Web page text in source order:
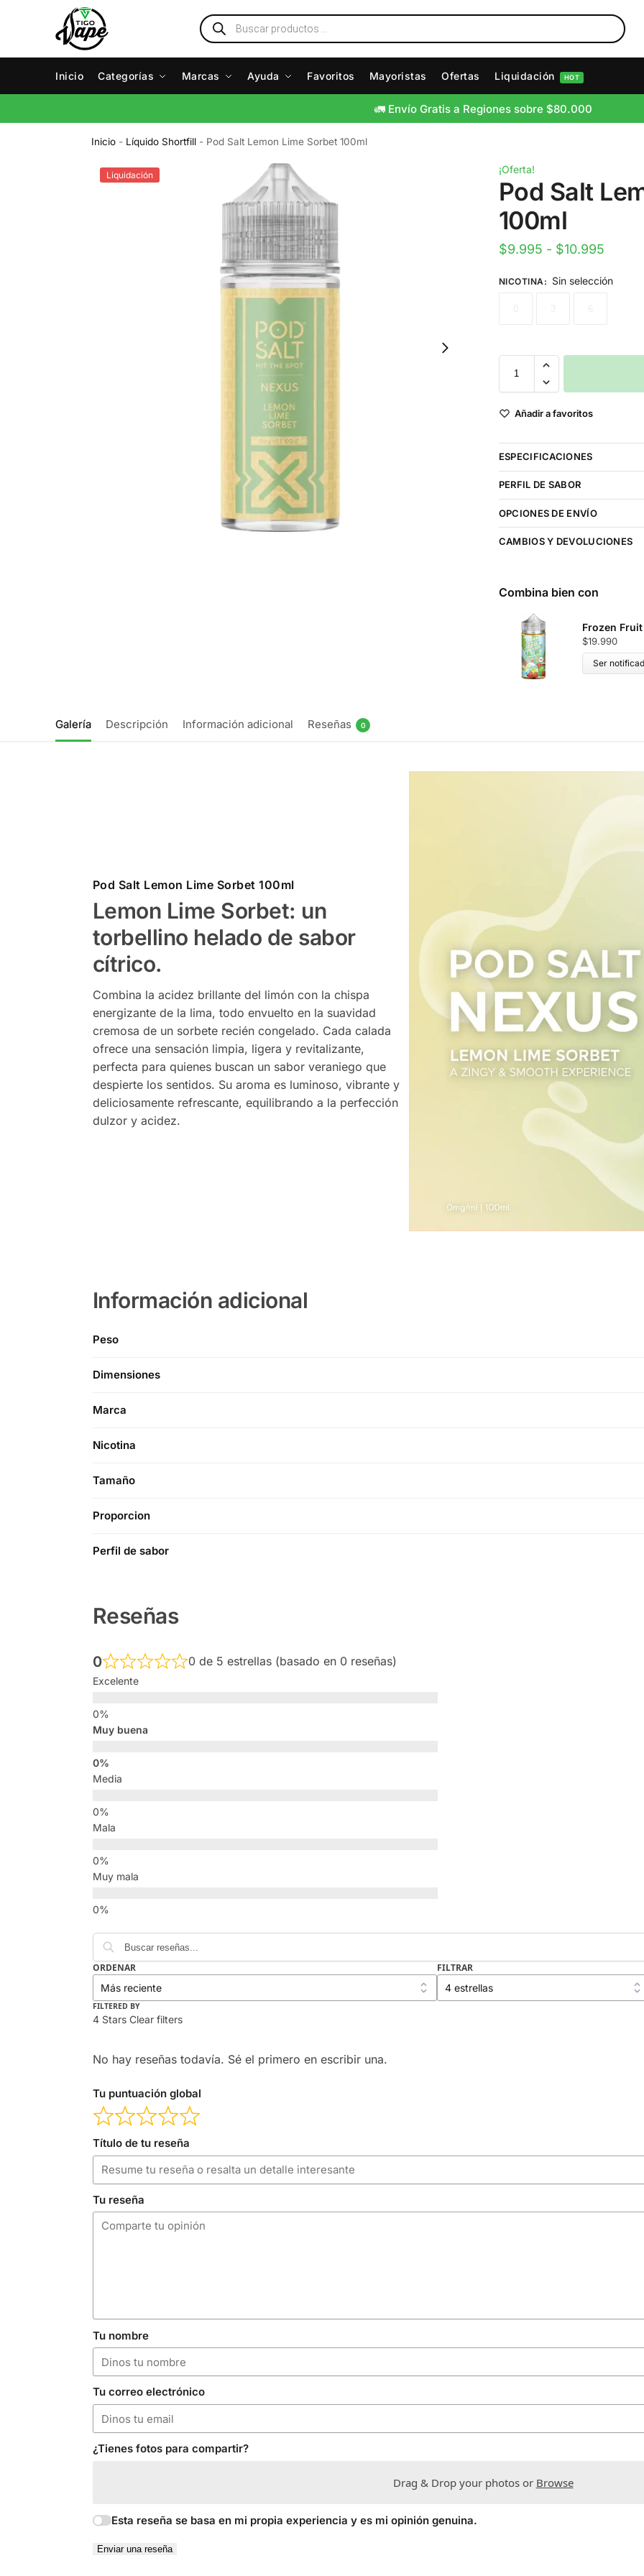
Inicio Categorías Marcas Ayuda Favoritos Mayoristas Ofertas Liquidación HOT
🚛 Envío Gratis a Regiones sobre $80.000
Inicio - Líquido Shortfill - Pod Salt Lemon Lime Sorbet 100ml
Liquidación ¡Oferta!
Pod Salt
100ml
$9.995 - $10.995
NICOTINA : Sin selección
Añadir a favoritos
ESPECIFICACIONES
PERFIL DE SABOR
OPCIONES DE ENVÍO
CAMBIOS Y DEVOLUCIONES
Combina bien con
Frozen
$19.990
Ser
Galería Descripción Información adicional Reseñas 0
Pod Salt Lemon Lime Sorbet 100ml
Lemon Lime Sorbet: un
torbellino helado de sabor
cítrico.
Combina la acidez brillante del limón con la chispa
energizante de la lima, todo envuelto en la suavidad
cremosa de un sorbete recién congelado. Cada calada
ofrece una sensación limpia, ligera y revitalizante,
perfecta para quienes buscan un sabor veraniego que
despierte los sentidos. Su aroma es luminoso, vibrante y
deliciosamente refrescante, equilibrando a la perfección
dulzor y acidez.
Información adicional
Peso
Dimensiones
Marca
Nicotina
Tamaño
Proporcion
Perfil de sabor
Reseñas
0 0 de 5 estrellas (basado en 0 reseñas)
Excelente
Muy buena
Media
Mala
Muy mala
ORDENAR FILTRAR
FILTERED BY
4 Stars Clear filters
No hay reseñas todavía. Sé el primero en escribir una.
Tu puntuación global
Título de tu reseña
Tu reseña
Tu nombre
Tu correo electrónico
¿Tienes fotos para compartir?
Drag & Drop your photos or Browse
Esta reseña se basa en mi propia experiencia y es mi opinión genuina.
Enviar una reseña